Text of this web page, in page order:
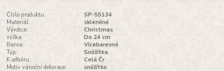
Číslo produktu:
SP-55134
Materiál:
skleněné
Výrobce:
Christmas
výška:
Do 24 cm
Barva:
Vícebarevné
Typ:
Sněžítka
K odběru:
Celá Čr
Motiv vánoční dekorace:
sněžítko